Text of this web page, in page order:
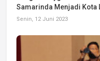
Samarinda Menjadi Kota
Senin, 12 Juni 2023